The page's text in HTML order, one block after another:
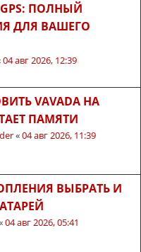
ПОЛНЫЙ
ДЛЯ ВАШЕГО
04 авг 2026, 12:39
VAVADA НА
ПАМЯТИ
«04 авг 2026, 11:39
ВЫБРАТЬ И
04 авг 2026, 05:41